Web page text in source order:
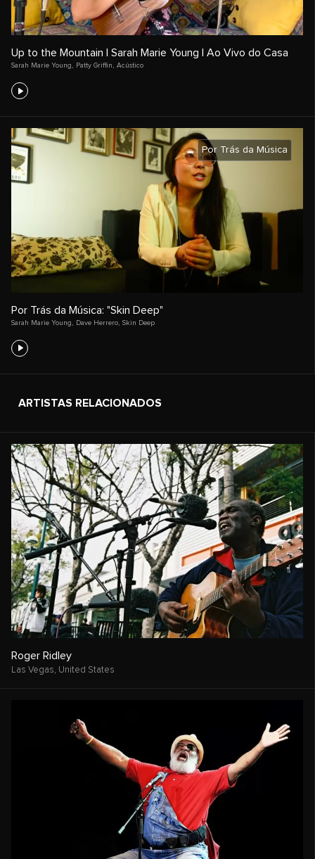
Up to the Mountain | Sarah Marie Young | Ao Vivo do Casa
Sarah Marie Young , Patty Griffin , Acústico
Por Trás da Música
Por Trás da Música: "Skin Deep"
Sarah Marie Young Dave Herrero Skin Deep
ARTISTAS RELACIONADOS
Roger Ridley
Las Vegas, United States